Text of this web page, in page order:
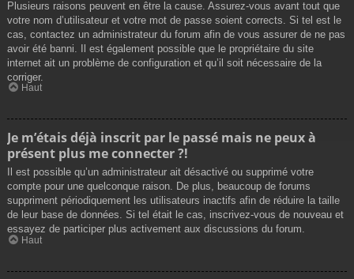
Plusieurs raisons peuvent en être la cause. Assurez-vous avant tout que
votre nom d’utilisateur et votre mot de passe soient corrects. Si tel est le
cas, contactez un administrateur du forum afin de vous assurer de ne pas
avoir été banni. Il est également possible que le propriétaire du site
internet ait un problème de configuration et qu’il soit nécessaire de la
corriger.
Haut
Je m’étais déjà inscrit par le passé mais ne peux à
présent plus me connecter ?!
Il est possible qu’un administrateur ait désactivé ou supprimé votre
compte pour une quelconque raison. De plus, beaucoup de forums
suppriment périodiquement les utilisateurs inactifs afin de réduire la taille
de leur base de données. Si tel était le cas, inscrivez-vous de nouveau et
essayez de participer plus activement aux discussions du forum.
Haut